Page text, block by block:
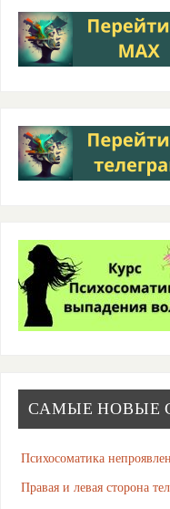
САМЫЕ НОВЫЕ
Психосоматика
Правая и левая сторона